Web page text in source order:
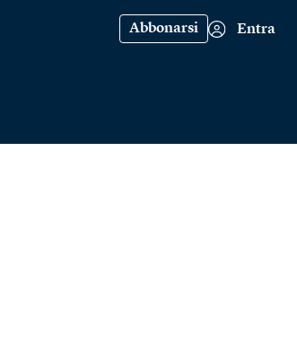
Abbonarsi Entra